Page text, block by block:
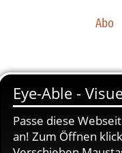
Abo